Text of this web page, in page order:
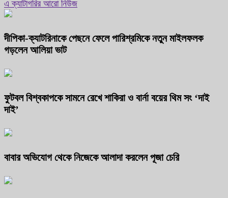
এ ক্যাটাগরির আরো নিউজ
দীপিকা-ক্যাটরিনাকে পেছনে ফেলে পারিশ্রমিকে নতুন মাইলফলক
গড়লেন আলিয়া ভাট
ফুটবল বিশ্বকাপকে সামনে রেখে শাকিরা ও বার্না বয়ের থিম সং ‘দাই
দাই’
বাবার অভিযোগ থেকে নিজেকে আলাদা করলেন পূজা চেরি